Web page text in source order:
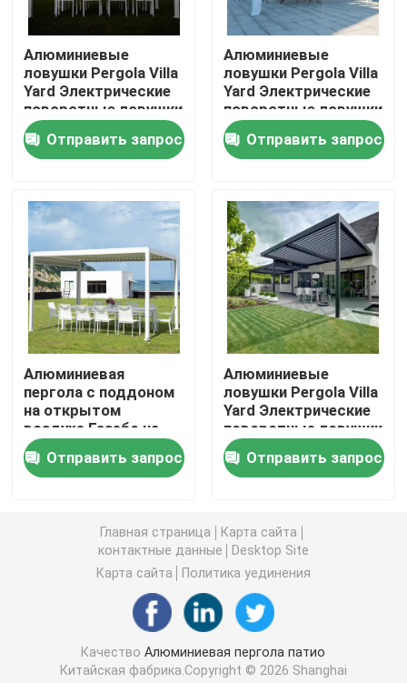
Свяжитесь мы
Новости
Спросите цитату
Алюминиевая пергола патио
Алюминиевая Louvered пергола
Алюминиевая Retractable пергола
газебо крыши металла
Газебо китайского стиля
Алюминиевая беседка
Алюминиевая шпалера
Алюминиевая сень тента
Алюминиевые
ловушки Pergola Villa
Yard Электрические
поворотные ловушки
с выдвижной
крышей
Отправить запрос
Алюминиевые
ловушки Pergola Villa
Yard Электрические
поворотные ловушки
с выдвижной
крышей
Отправить запрос
Алюминиевая
пергола с поддоном
на открытом
воздухе Газебо на
твердом крыше
Газебо на саду
Отправить запрос
Алюминиевые
ловушки Pergola Villa
Yard Электрические
поворотные ловушки
с выдвижной
крышей
Отправить запрос
Главная страница
Карта сайта
контактные данные
Desktop Site
Карта сайта
Политика уединения
КачествоАлюминиевая пергола патио
Китайская фабрика.Copyright © 2026 Shanghai